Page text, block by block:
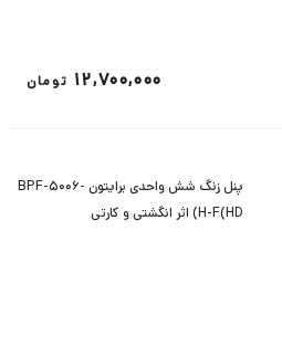
12,700,000 تومان
پنل زنگ شش واحدی برایتون BPF-5006-
H-F(HD) اثر انگشتی و کارتی